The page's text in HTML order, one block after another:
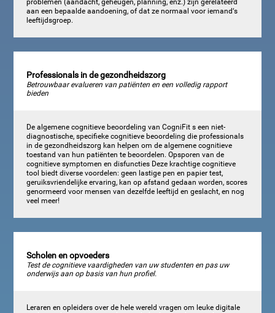
problemen (aandacht, geheugen, planning, enz.) zijn gerelateerd
aan een bepaalde aandoening, of dat ze normaal voor iemand‘s
leeftijdsgroep.
Professionals in de gezondheidszorg
Betrouwbaar evalueren van patiënten en een volledig rapport
bieden
De algemene cognitieve beoordeling van CogniFit s een niet-
diagnostische, specifieke cognitieve beoordeling die professionals
in de gezondheidszorg kan helpen om de algemene cognitieve
toestand van hun patiënten te beoordelen. Opsporen van de
cognitieve symptomen en disfuncties Deze krachtige cognitieve
tool biedt diverse voordelen: geen lastige pen en papier test,
geruiksvriendelijke ervaring, kan op afstand gedaan worden, scores
genormeerd voor mensen van dezelfde leeftijd en geslacht, en nog
veel meer!
Scholen en opvoeders
Test de cognitieve vaardigheden van uw studenten en pas uw
onderwijs aan op basis van hun profiel.
Leraren en opleiders over de hele wereld vragen om leuke digitale